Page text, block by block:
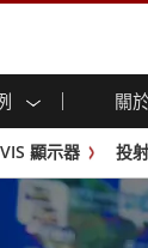
關
器
(投射電
構
不銹
戶外
G-
就緒
解決方案
聯網解決方案
區
動
頻道
顯示器 投